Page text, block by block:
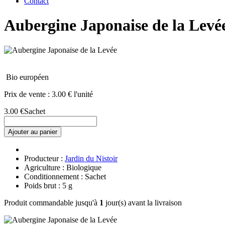
Aubergine Japonaise de la
Bio européen
Prix de vente : 3.00 € l'unité
3.00 €Sachet
Ajouter au panier
Producteur : Jardin du Nistoir
Agriculture : Biologique
Conditionnement : Sachet
Poids brut : 5 g
Produit commandable jusqu'à 1 jour(s) avant la livraison